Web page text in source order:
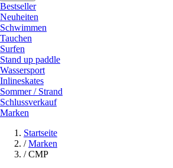
Bestseller
Neuheiten
Schwimmen
Tauchen
Surfen
Stand up paddle
Wassersport
Inlineskates
Sommer / Strand
Schlussverkauf
Marken
Startseite
/ Marken
/ CMP